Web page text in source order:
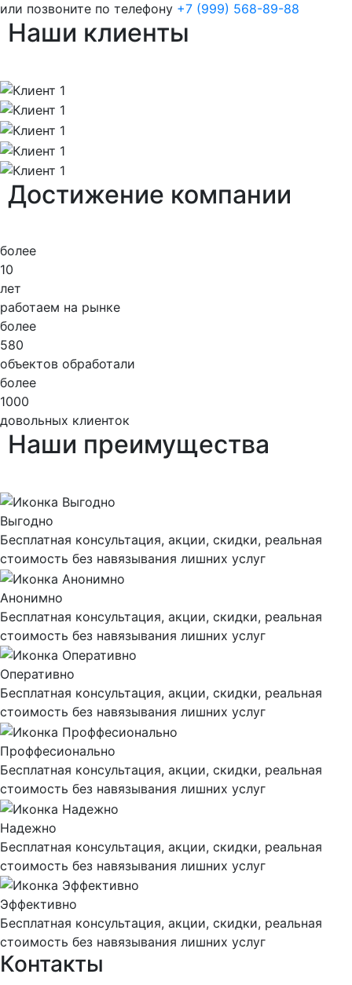
или позвоните по телефону +7 (999) 568-89-88
Наши клиенты
Достижение компании
более
10
лет
работаем на рынке
более
580
объектов обработали
более
1000
довольных клиенток
Наши преимущества
Выгодно
Бесплатная консультация, акции, скидки, реальная
стоимость без навязывания лишних услуг
Анонимно
Бесплатная консультация, акции, скидки, реальная
стоимость без навязывания лишних услуг
Оперативно
Бесплатная консультация, акции, скидки, реальная
стоимость без навязывания лишних услуг
Проффесионально
Бесплатная консультация, акции, скидки, реальная
стоимость без навязывания лишних услуг
Надежно
Бесплатная консультация, акции, скидки, реальная
стоимость без навязывания лишних услуг
Эффективно
Бесплатная консультация, акции, скидки, реальная
стоимость без навязывания лишних услуг
Контакты